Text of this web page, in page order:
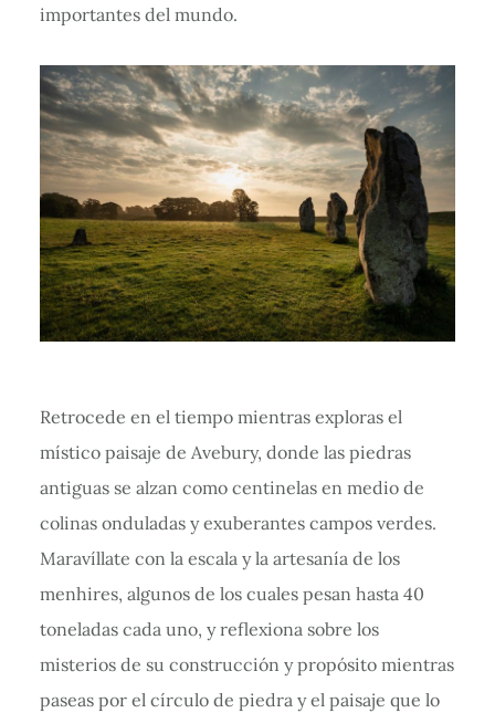
importantes del mundo.
Retrocede en el tiempo mientras exploras el
místico paisaje de Avebury, donde las piedras
antiguas se alzan como centinelas en medio de
colinas onduladas y exuberantes campos verdes.
Maravíllate con la escala y la artesanía de los
menhires, algunos de los cuales pesan hasta 40
toneladas cada uno, y reflexiona sobre los
misterios de su construcción y propósito mientras
paseas por el círculo de piedra y el paisaje que lo